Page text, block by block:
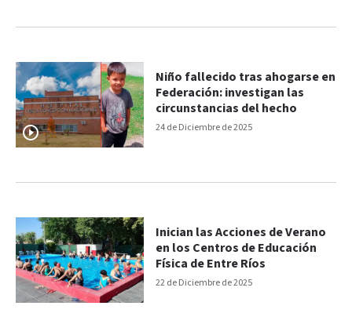
24 de Diciembre de 2025
Niño fallecido tras ahogarse en
Federación: investigan las
circunstancias del hecho
22 de Diciembre de 2025
Inician las Acciones de Verano
en los Centros de Educación
Física de Entre Ríos